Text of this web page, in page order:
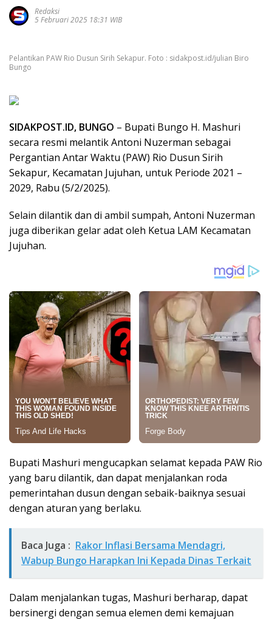
Redaksi
5 Februari 2025 18:31 WIB
Pelantikan PAW Rio Dusun Sirih Sekapur. Foto : sidakpost.id/julian Biro
Bungo
SIDAKPOST.ID, BUNGO – Bupati Bungo H. Mashuri
secara resmi melantik Antoni Nuzerman sebagai
Pergantian Antar Waktu (PAW) Rio Dusun Sirih
Sekapur, Kecamatan Jujuhan, untuk Periode 2021 –
2029, Rabu (5/2/2025).
Selain dilantik dan di ambil sumpah, Antoni Nuzerman
juga diberikan gelar adat oleh Ketua LAM Kecamatan
Jujuhan.
Bupati Mashuri mengucapkan selamat kepada PAW Rio
yang baru dilantik, dan dapat menjalankan roda
pemerintahan dusun dengan sebaik-baiknya sesuai
dengan aturan yang berlaku.
Baca Juga : Rakor Inflasi Bersama Mendagri,
Wabup Bungo Harapkan Ini Kepada Dinas Terkait
Dalam menjalankan tugas, Mashuri berharap, dapat
bersinergi dengan semua elemen demi kemajuan